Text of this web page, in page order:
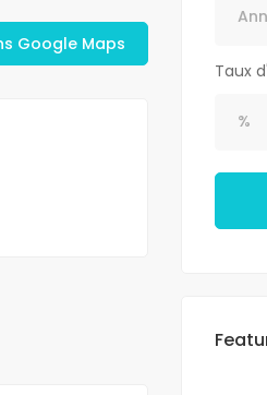
Google Maps
Taux